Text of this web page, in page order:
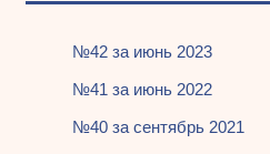
№42 за июнь 2023
№41 за июнь 2022
№40 за сентябрь 2021